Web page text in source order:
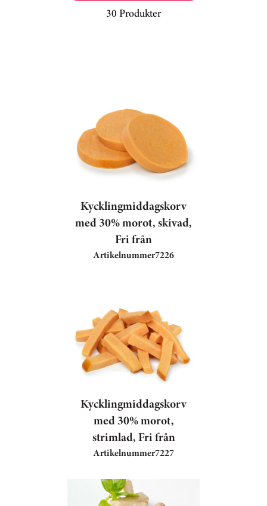
30 Produkter
Kycklingmiddagskorv
med 30% morot, skivad,
Fri från
Artikelnummer7226
Kycklingmiddagskorv
med 30% morot,
strimlad, Fri från
Artikelnummer7227